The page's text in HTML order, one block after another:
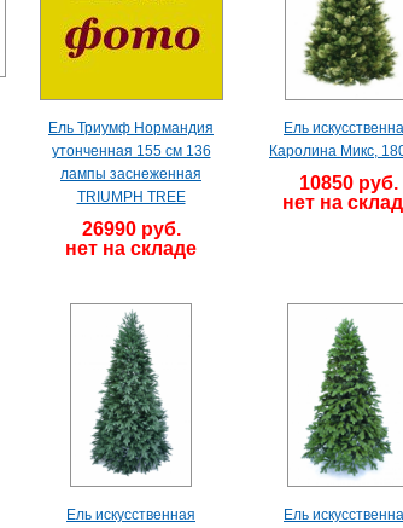
Ель Триумф Нормандия
утонченная 155 см 136
лампы заснеженная
TRIUMPH TREE
26990 руб.
нет на складе
Ель
Каролина Микс,
10850 руб.
нет на
Ель искусственная
Ель